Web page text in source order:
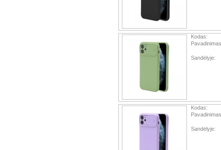
Kodas:
Sandėlyje:
Kodas:
Sandėlyje: